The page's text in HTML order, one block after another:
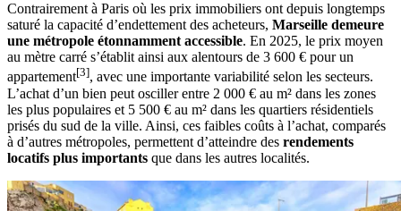
Contrairement à Paris où les prix immobiliers ont depuis longtemps
saturé la capacité d’endettement des acheteurs, Marseille demeure
une métropole étonnamment accessible. En 2025, le prix moyen
au mètre carré s’établit ainsi aux alentours de 3 600 € pour un
appartement[3], avec une importante variabilité selon les secteurs.
L’achat d’un bien peut osciller entre 2 000 € au m² dans les zones
les plus populaires et 5 500 € au m² dans les quartiers résidentiels
prisés du sud de la ville. Ainsi, ces faibles coûts à l’achat, comparés
à d’autres métropoles, permettent d’atteindre des rendements
locatifs plus importants que dans les autres localités.